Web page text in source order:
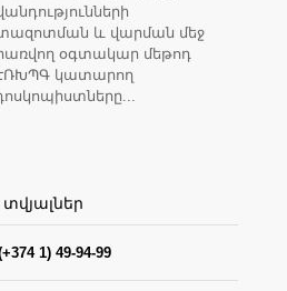
և վարման մեջ
օգտակար մեթոդ
ԷՌԽՊԳ կատարող
1) 49-94-99